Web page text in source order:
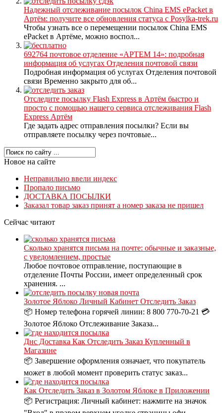
Надежный отслеживание посылок China EMS ePacket в
Артём: получите все обновления статуса с Posylka-trek.ru
Чтобы узнать все о перемещении посылок China EMS
ePacket в Артёме, можно воспол...
692764 почтовое отделение «АРТЕМ 14»: подробная
информация об услугах Отделения почтовой связи
Подробная информация об услугах Отделения почтовой
связи Временно закрыто для об...
Отследите посылку Flash Express в Артём быстро и
просто с помощью нашего сервиса отслеживания Flash
Express Артём
Где задать адрес отправления посылки? Если вы
отправляете посылку через почтовые...
Новое на сайте
Неправильно ввели индекс
Пропало письмо
ДОСТАВКА ПОСЫЛКИ
Заказал товар заказ принят а номер заказа не пришел
Сейчас читают
Сколько хранятся письма на почте: обычные и заказные,
с уведомлением, простые
Любое почтовое отправление, поступающие в
отделение Почты России, имеет определенный срок
хранения. ...
Золотое Яблоко Личный Кабинет Отследить Заказ
📦 Номер телефона горячей линии: 8 800 770-70-21 💳
Золотое Яблоко Отслеживание Заказа...
Днс Доставка Как Отследить Заказ Купленный в
Магазине
📦 Завершение оформления означает, что покупатель
может в любой момент проверить статус заказ...
Как Отследить Заказ в Золотом Яблоке в Приложении
📦 Регистрация: Личный кабинет: нажмите на значок